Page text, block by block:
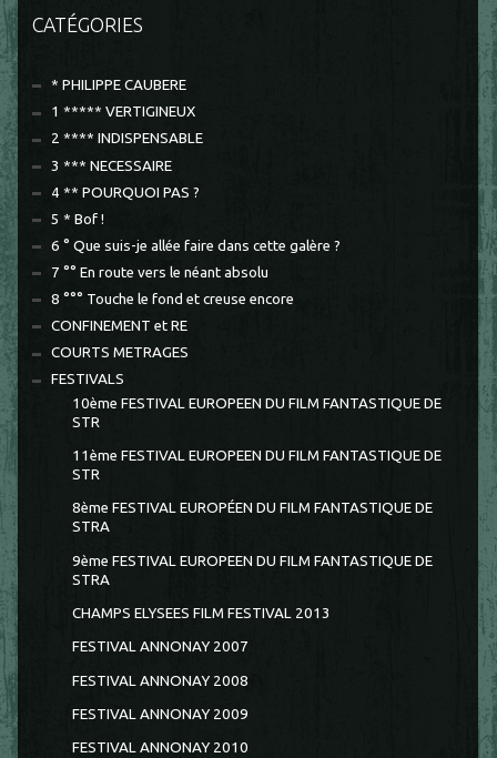
CATÉGORIES
* PHILIPPE CAUBERE
1 ***** VERTIGINEUX
2 **** INDISPENSABLE
3 *** NECESSAIRE
4 ** POURQUOI PAS ?
5 * Bof !
6 ° Que suis-je allée faire dans cette galère ?
7 °° En route vers le néant absolu
8 °°° Touche le fond et creuse encore
CONFINEMENT et RE
COURTS METRAGES
FESTIVALS
10ème FESTIVAL EUROPEEN DU FILM FANTASTIQUE DE
STR
11ème FESTIVAL EUROPEEN DU FILM FANTASTIQUE DE
STR
8ème FESTIVAL EUROPÉEN DU FILM FANTASTIQUE DE
STRA
9ème FESTIVAL EUROPEEN DU FILM FANTASTIQUE DE
STRA
CHAMPS ELYSEES FILM FESTIVAL 2013
FESTIVAL ANNONAY 2007
FESTIVAL ANNONAY 2008
FESTIVAL ANNONAY 2009
FESTIVAL ANNONAY 2010